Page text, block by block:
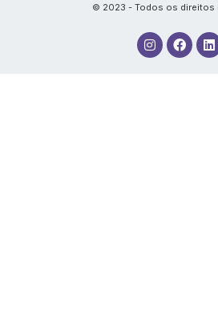
© 2023 - Todos os direitos